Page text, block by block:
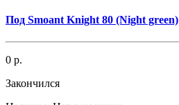
Под Smoant Knight 80 (Night green)
0 р.
Закончился